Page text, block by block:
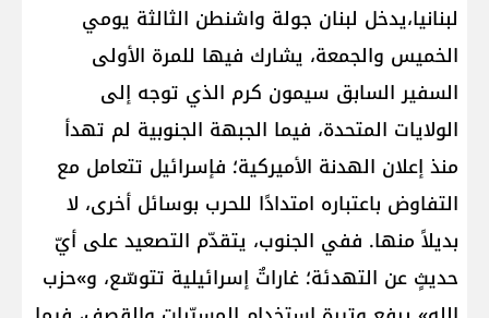
لبنانيا،يدخل لبنان جولة واشنطن الثالثة يومي
الخميس والجمعة، يشارك فيها للمرة الأولى
السفير السابق سيمون كرم الذي توجه إلى
الولايات المتحدة، فيما الجبهة الجنوبية لم تهدأ
منذ إعلان الهدنة الأميركية؛ فإسرائيل تتعامل مع
التفاوض باعتباره امتدادًا للحرب بوسائل أخرى، لا
بديلاً منها. ففي الجنوب، يتقدّم التصعيد على أيّ
حديثٍ عن التهدئة؛ غاراتٌ إسرائيلية تتوسّع، و»حزب